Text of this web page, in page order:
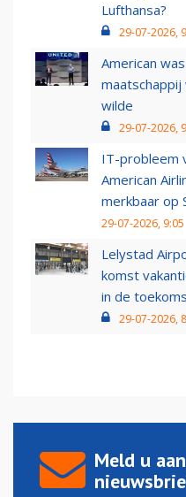
Lufthansa?
29-07-2026,
American
wilde
29-07-2026,
IT-probleem
American
merkbaar op
29-07-2026, 9:05
Lelystad
komst
in de
29-07-2026,
Meld u